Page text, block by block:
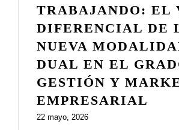
TRABAJANDO: EL
DIFERENCIAL DE
NUEVA
DUAL EN EL
GESTIÓN Y
EMPRESARIAL
22 mayo, 2026